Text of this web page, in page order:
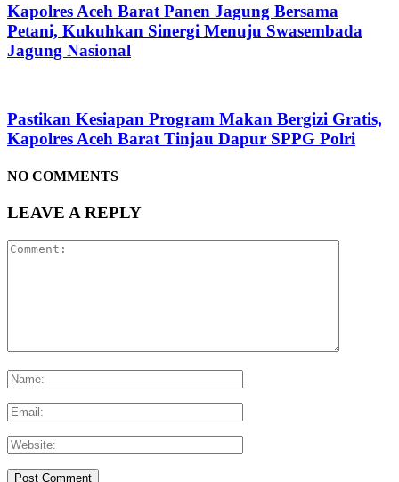
Kapolres Aceh Barat Panen Jagung Bersama
Petani, Kukuhkan Sinergi Menuju Swasembada
Jagung Nasional
Pastikan Kesiapan Program Makan Bergizi Gratis,
Kapolres Aceh Barat Tinjau Dapur SPPG Polri
NO COMMENTS
LEAVE A REPLY